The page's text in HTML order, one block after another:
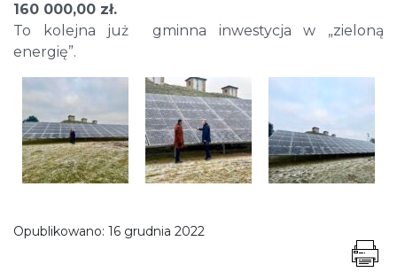
160 000,00 zł.
To kolejna już gminna inwestycja w „zieloną
energię”.
Opublikowano: 16 grudnia 2022